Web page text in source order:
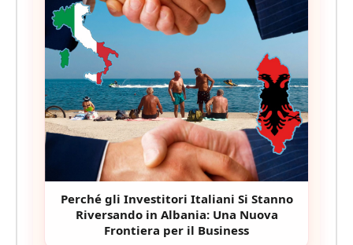
Perché gli Investitori Italiani Si Stanno
Riversando in Albania: Una Nuova
Frontiera per il Business